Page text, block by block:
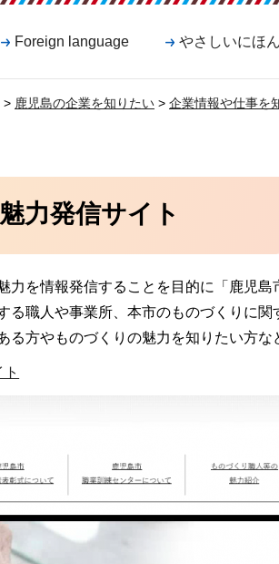
Foreign language やさしいにほ
> 鹿児島の企業を知りたい > 企業情報や仕事を
力発信サイト
力を情報発信することを目的に「鹿児
る職人や事業所、本市のものづくりに関
る方やものづくりの魅力を知りたい方な